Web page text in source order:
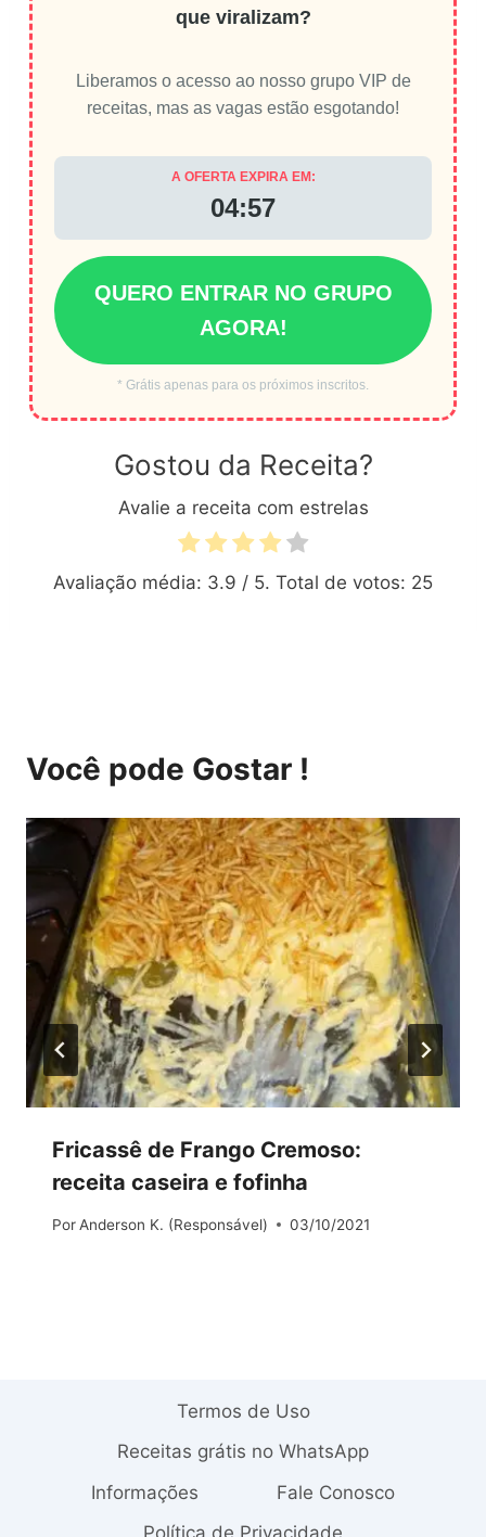
que viralizam?
Liberamos o acesso ao nosso grupo VIP de
receitas, mas as vagas estão esgotando!
A OFERTA EXPIRA EM:
04:56
QUERO ENTRAR NO GRUPO
AGORA!
* Grátis apenas para os próximos inscritos.
Gostou da Receita?
Avalie a receita com estrelas
Avaliação média: 3.9 / 5. Total de votos: 25
Você pode Gostar !
Fricassê de Frango Cremoso:
receita caseira e fofinha
Por Anderson K. (Responsável) 03/10/2021
Termos de Uso
Receitas grátis no WhatsApp
Informações
Fale Conosco
Política de Privacidade